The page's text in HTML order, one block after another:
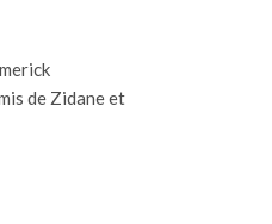
de Zidane et